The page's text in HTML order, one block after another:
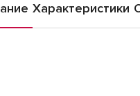
Характеристики